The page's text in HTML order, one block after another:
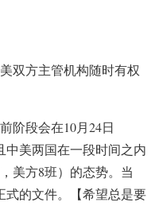
双方主管机构随时有权
阶段会在10月24日
中美两国在一段时间之内
美方8班）的态势。当
式的文件。【希望总是要